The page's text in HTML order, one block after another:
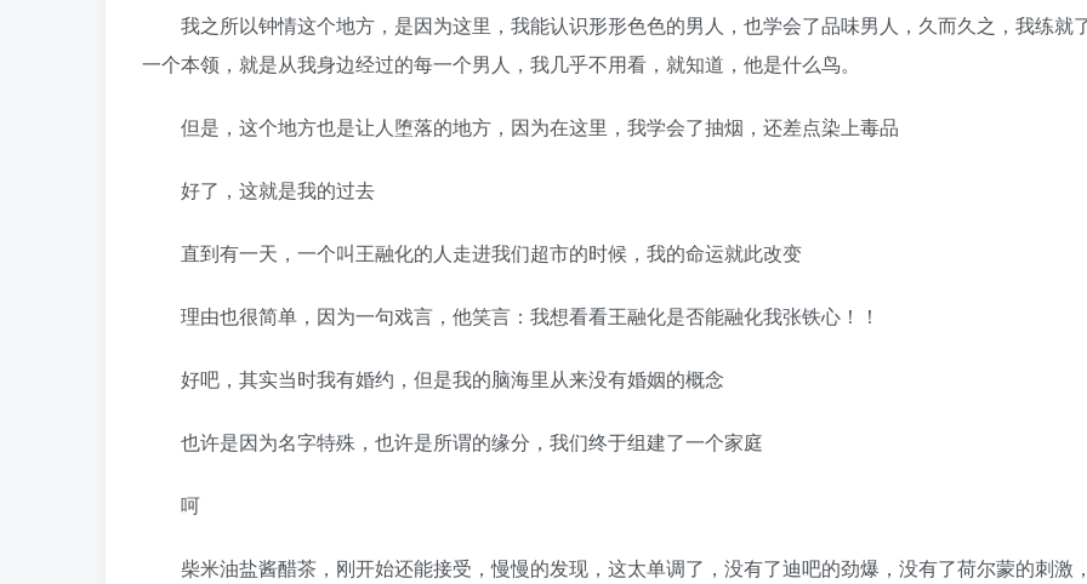
我之所以钟情这个地方，是因为这里，我能认识形形色色的男人，也学会了品味男人，久而久之，我练就
一个本领，就是从我身边经过的每一个男人，我几乎不用看，就知道，他是什么鸟。
但是，这个地方也是让人堕落的地方，因为在这里，我学会了抽烟，还差点染上毒品
好了，这就是我的过去
直到有一天，一个叫王融化的人走进我们超市的时候，我的命运就此改变
理由也很简单，因为一句戏言，他笑言：我想看看王融化是否能融化我张铁心！！
好吧，其实当时我有婚约，但是我的脑海里从来没有婚姻的概念
也许是因为名字特殊，也许是所谓的缘分，我们终于组建了一个家庭
呵
柴米油盐酱醋茶，刚开始还能接受，慢慢的发现，这太单调了，没有了迪吧的劲爆，没有了荷尔蒙的刺激